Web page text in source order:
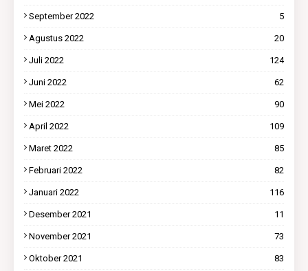
September 2022 5
Agustus 2022 20
Juli 2022 124
Juni 2022 62
Mei 2022 90
April 2022 109
Maret 2022 85
Februari 2022 82
Januari 2022 116
Desember 2021 11
November 2021 73
Oktober 2021 83